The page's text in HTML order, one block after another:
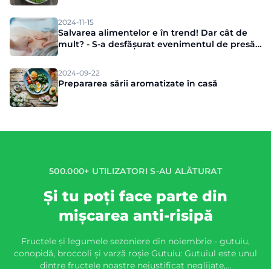
2024-11-15
Salvarea alimentelor e în trend! Dar cât de
mult? - S-a desfășurat evenimentul de presă
2024-09-22
Prepararea sării aromatizate în casă
500.000+ UTILIZATORI S-AU ALĂTURAT
Și tu poți face parte din
mișcarea anti-risipă
Fructele și legumele sezoniere din noiembrie - gutuiu,
conopidă, broccoli și varză roșie Gutuiu: Gutuiul este unul
dintre fructele noastre nejustificat neglijate,…